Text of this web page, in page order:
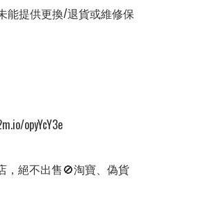
能提供更換/退貨或維修保
opyYcY3e
，絕不出售🚫淘寶、偽貨